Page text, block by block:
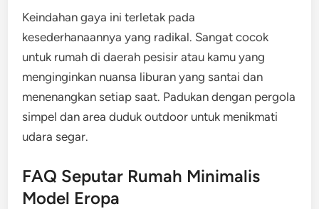
Keindahan gaya ini terletak pada
kesederhanaannya yang radikal. Sangat cocok
untuk rumah di daerah pesisir atau kamu yang
menginginkan nuansa liburan yang santai dan
menenangkan setiap saat. Padukan dengan pergola
simpel dan area duduk outdoor untuk menikmati
udara segar.
FAQ Seputar Rumah Minimalis
Model Eropa